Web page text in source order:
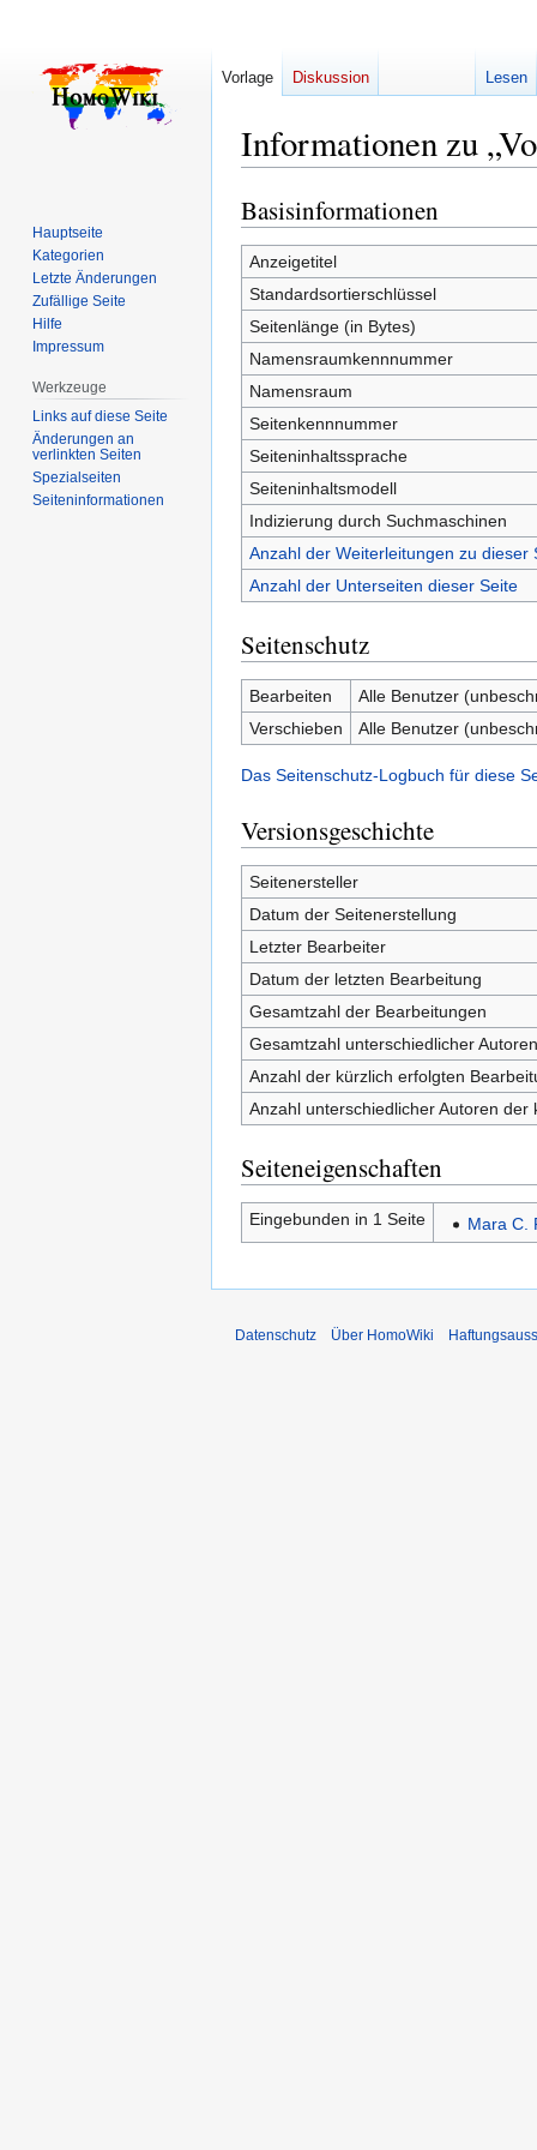
Informationen zu
Zur
Navigation
springen
Zur
Suche
springen
Basisinformationen
Anzeigetitel
Standardsortierschlüssel
Seitenlänge (in Bytes)
Namensraumkennnummer
Namensraum
Seitenkennnummer
Seiteninhaltssprache
Seiteninhaltsmodell
Indizierung durch Suchmaschinen
Anzahl der Weiterleitungen zu dieser
Anzahl der Unterseiten dieser Seite
Seitenschutz
Bearbeiten
Alle Benutzer
Verschieben
Alle Benutzer
Das Seitenschutz-Logbuch für diese
Versionsgeschichte
Seitenersteller
Datum der Seitenerstellung
Letzter Bearbeiter
Datum der letzten Bearbeitung
Gesamtzahl der Bearbeitungen
Gesamtzahl unterschiedlicher Autoren
Anzahl der kürzlich erfolgten
Anzahl unterschiedlicher Autoren
Seiteneigenschaften
Eingebunden in 1 Seite Mara C.
Vorlage Diskussion Lesen
Hauptseite
Kategorien
Letzte Änderungen
Zufällige Seite
Hilfe
Impressum
Werkzeuge
Links auf diese Seite
Änderungen an
verlinkten Seiten
Spezialseiten
Seiten­­informationen
Datenschutz Über HomoWiki